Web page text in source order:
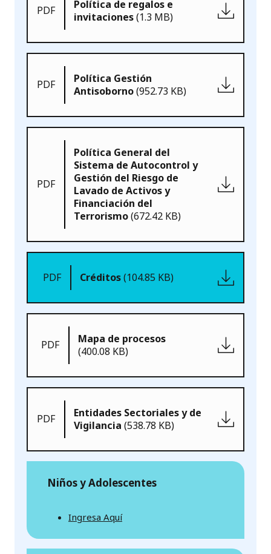
PDF
Política de regalos e
invitaciones(1.3 MB)
PDF
Política Gestión
Antisoborno(952.73 KB)
PDF
Política General del
Sistema de Autocontrol y
Gestión del Riesgo de
Lavado de Activos y
Financiación del
Terrorismo(672.42 KB)
PDF Créditos(104.85 KB)
PDF
Mapa de procesos
(400.08 KB)
PDF
Entidades Sectoriales y de
Vigilancia (538.78 KB)
Niños y Adolescentes
Ingresa Aquí